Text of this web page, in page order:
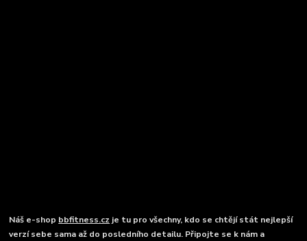
Náš e-shop bbfitness.cz je tu pro všechny, kdo se chtějí stát nejlepší
verzí sebe sama až do posledního detailu. Připojte se k nám a